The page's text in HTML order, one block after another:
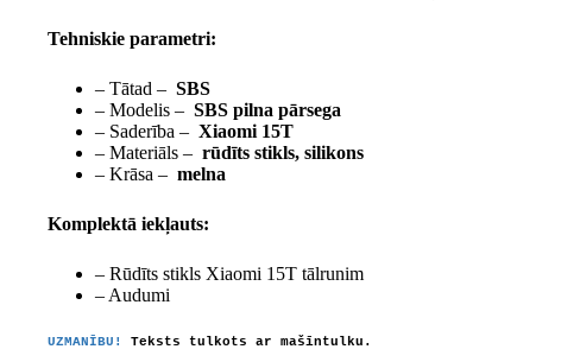
Tehniskie parametri:
– Tātad – SBS
– Modelis – SBS pilna pārsega
– Saderība – Xiaomi 15T
– Materiāls – rūdīts stikls, silikons
– Krāsa – melna
Komplektā iekļauts:
– Rūdīts stikls Xiaomi 15T tālrunim
– Audumi
UZMANĪBU! Teksts tulkots ar mašīntulku.